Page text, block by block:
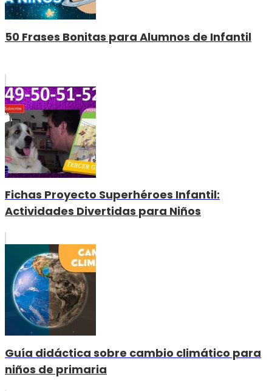
50 Frases Bonitas para Alumnos de Infantil
Fichas Proyecto Superhéroes Infantil:
Actividades Divertidas para Niños
Guía didáctica sobre cambio climático para
niños de primaria